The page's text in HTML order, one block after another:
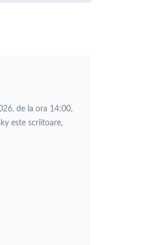
de la ora 14:00,
este scriitoare,